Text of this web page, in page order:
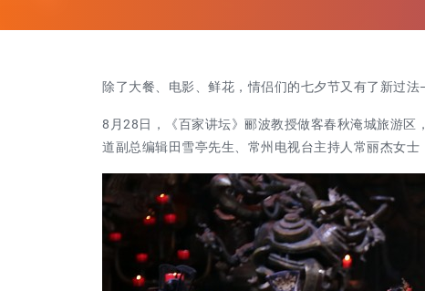
除了大餐、电影、鲜花，情侣们的七夕节又有了新过法
8 月28日，《百家讲坛》郦波教授做客春秋淹城旅游区
道副总编辑田雪亭先生、常州电视台主持人常丽杰女士